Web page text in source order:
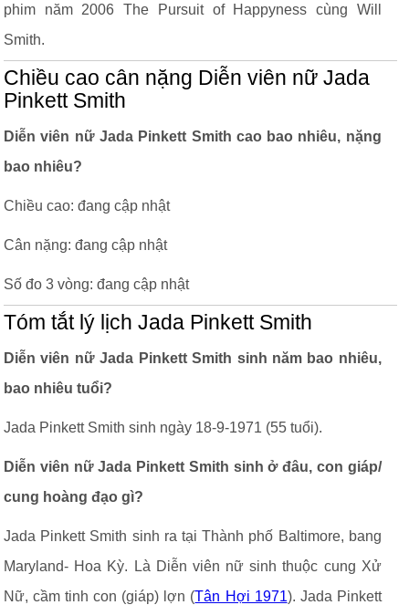
phim năm 2006 The Pursuit of Happyness cùng Will
Smith.
Chiều cao cân nặng Diễn viên nữ Jada
Pinkett Smith
Diễn viên nữ Jada Pinkett Smith cao bao nhiêu, nặng
bao nhiêu?
Chiều cao: đang cập nhật
Cân nặng: đang cập nhật
Số đo 3 vòng: đang cập nhật
Tóm tắt lý lịch Jada Pinkett Smith
Diễn viên nữ Jada Pinkett Smith sinh năm bao nhiêu,
bao nhiêu tuổi?
Jada Pinkett Smith sinh ngày 18-9-1971 (55 tuổi).
Diễn viên nữ Jada Pinkett Smith sinh ở đâu, con giáp/
cung hoàng đạo gì?
Jada Pinkett Smith sinh ra tại Thành phố Baltimore, bang
Maryland- Hoa Kỳ. Là Diễn viên nữ sinh thuộc cung Xử
Nữ, cầm tinh con (giáp) lợn (Tân Hợi 1971). Jada Pinkett